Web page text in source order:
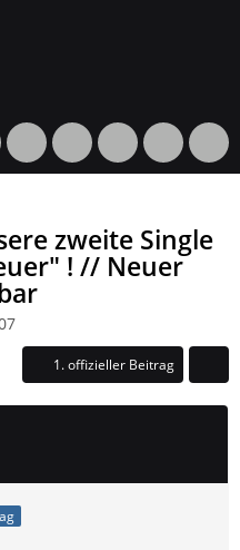
zweite Single
! // Neuer
1. offizieller Beitrag